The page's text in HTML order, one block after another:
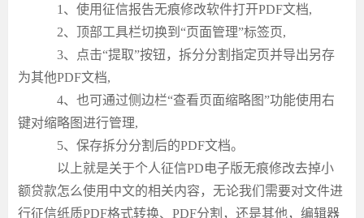
1、使用征信报告无痕修改软件打开PDF文档,
2、顶部工具栏切换到“页面管理”标签页,
3、点击“提取”按钮，拆分分割指定页并导出另存
为其他PDF文档,
4、也可通过侧边栏“查看页面缩略图”功能使用右
键对缩略图进行管理,
5、保存拆分分割后的PDF文档。
以上就是关于个人征信PD电子版无痕修改去掉小
额贷款怎么使用中文的相关内容，无论我们需要对文件进
行征信纸质PDF格式转换、 PDF分割，还是其他，编辑器